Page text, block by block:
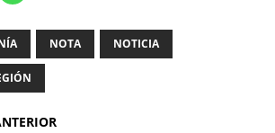
NOTA NOTICIA